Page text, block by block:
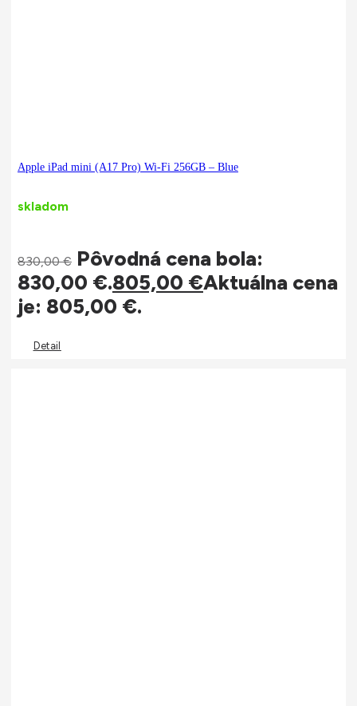
Apple iPad mini (A17 Pro) Wi-Fi 256GB – Blue
skladom
830,00€ Pôvodná cena bola:
830,00 €.805,00 €Aktuálna cena
je: 805,00 €.
Detail